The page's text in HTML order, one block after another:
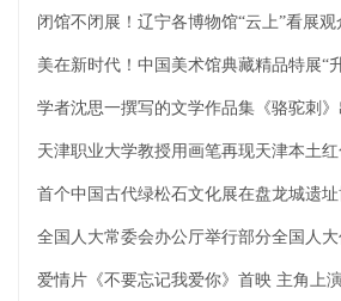
闭馆不闭展！辽宁各博物馆“云上”看展观
美在新时代！中国美术馆典藏精品特展“
学者沈思一撰写的文学作品集《骆驼刺》
天津职业大学教授用画笔再现天津本土
首个中国古代绿松石文化展在盘龙城遗
全国人大常委会办公厅举行部分全国人
爱情片《不要忘记我爱你》首映 主角上